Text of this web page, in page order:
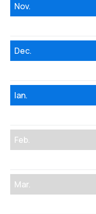
Nov.
Dec.
Ian.
Feb.
Mar.